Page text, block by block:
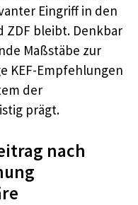
Eingriff in den
ZDF bleibt. Denkbar
Maßstäbe zur
KEF-Empfehlungen
der
prägt.
nach